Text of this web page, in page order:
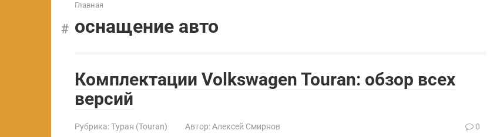
Главная
оснащение авто
Комплектации Volkswagen Touran: обзор всех
версий
Рубрика:Туран (Touran) Автор: Алексей Смирнов 0